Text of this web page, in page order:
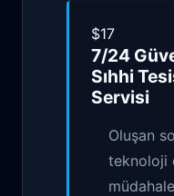
$17
7/24
Sıhhi
Servisi
Oluşan
teknoloji